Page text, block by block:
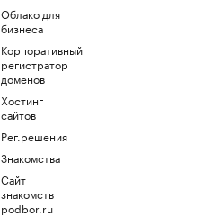
Облако для
бизнеса
Корпоративный
регистратор
доменов
Хостинг
сайтов
Рег.решения
Знакомства
Сайт
знакомств
podbor.ru